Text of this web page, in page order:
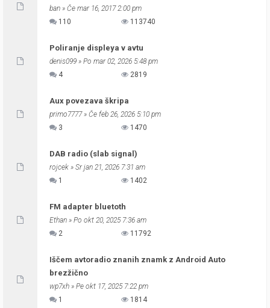
ban » Če mar 16, 2017 2:00 pm
110
113740
Poliranje displeya v avtu
denis099 » Po mar 02, 2026 5:48 pm
4
2819
Aux povezava škripa
primo7777» Če feb 26, 2026 5:10 pm
3
1470
DAB radio (slab signal)
rojcek » Sr jan 21, 2026 7:31 am
1
1402
FM adapter bluetoth
Ethan » Po okt 20, 2025 7:36 am
2
11792
Iščem avtoradio znanih znamk z Android Auto
brezžično
wp7xh » Pe okt 17, 2025 7:22 pm
1
1814